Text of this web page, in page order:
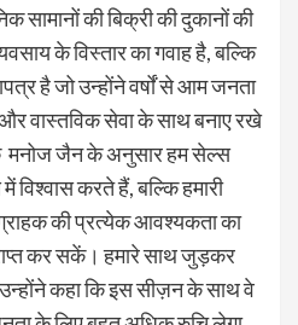
सामानों की बिक्री की दुकानों की
के विस्तार का गवाह है, बल्कि
है जो उन्होंने वर्षों से आम जनता
वास्तविक सेवा के साथ बनाए रखे
मनोज जैन के अनुसार हम सेल्स
विश्वास करते हैं, बल्कि हमारी
की प्रत्येक आवश्यकता का
कर सकें। हमारे साथ जुड़कर
कहा कि इस सीज़न के साथ वे